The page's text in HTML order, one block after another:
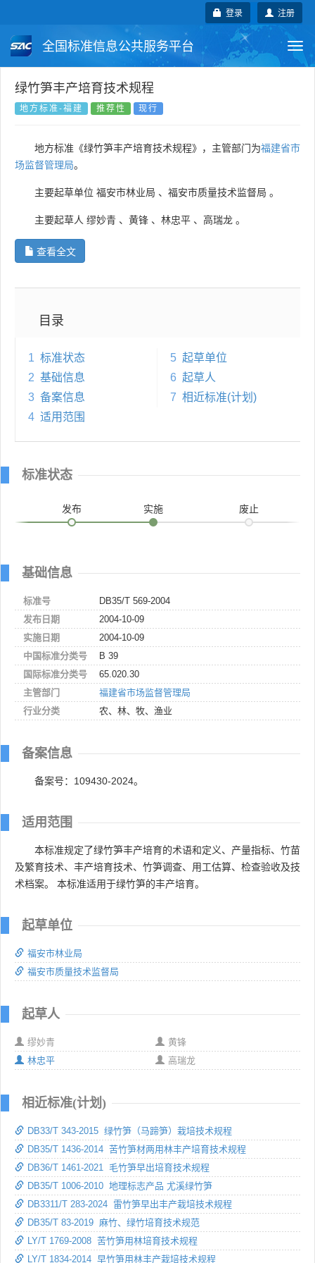
注册
登录
全国标准信息公共服务平台
国家标准 行业标准
国外标准 技术委员会
绿竹笋丰产培育技术规程
地方标准-福建 推荐性 现行
地方标准《绿竹笋丰产培育技术规程》，主管部门为福建省市
场监督管理局。
主要起草单位 福安市林业局 、 福安市质量技术监督局 。
主要起草人 缪妙青 、 黄锋 、 林忠平 、 高瑞龙 。
查看全文
目录
1 标准状态
2 基础信息
3 备案信息
4 适用范围
5 起草单位
6 起草人
7 相近标准(计划)
标准状态
发布 实施 废止
基础信息
标准号
DB35/T 569-2004
发布日期
2004-10-09
实施日期
2004-10-09
中国标准分类号
B 39
国际标准分类号
65.020.30
主管部门
福建省市场监督管理局
行业分类
农、林、牧、渔业
备案信息
备案号：109430-2024。
适用范围
本标准规定了绿竹笋丰产培育的术语和定义、产量指标、竹苗
及繁育技术、丰产培育技术、竹笋调查、用工估算、检查验收及技
术档案。 本标准适用于绿竹笋的丰产培育。
起草单位
福安市林业局
福安市质量技术监督局
起草人
缪妙青
黄锋
林忠平
高瑞龙
相近标准(计划)
DB33/T 343-2015 绿竹笋（马蹄笋）栽培技术规程
DB35/T 1436-2014 苦竹笋材两用林丰产培育技术规程
DB36/T 1461-2021 毛竹笋早出培育技术规程
DB35/T 1006-2010 地理标志产品 尤溪绿竹笋
DB3311/T 283-2024 雷竹笋早出丰产栽培技术规程
DB35/T 83-2019 麻竹、绿竹培育技术规范
LY/T 1769-2008 苦竹笋用林培育技术规程
LY/T 1834-2014 早竹笋用林丰产栽培技术规程